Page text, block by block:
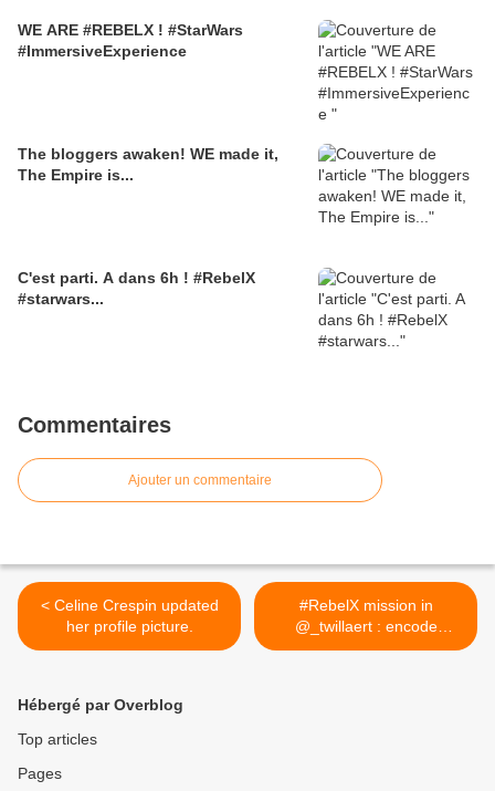
WE ARE #REBELX ! #StarWars
#ImmersiveExperience
The bloggers awaken! WE made it,
The Empire is...
C'est parti. A dans 6h ! #RebelX
#starwars...
Commentaires
Ajouter un commentaire
< Celine Crespin updated
her profile picture.
#RebelX mission in
@_twillaert : encode
secrets... >
Hébergé par Overblog
Top articles
Pages